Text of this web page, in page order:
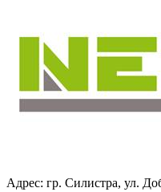
Адрес: гр. Силистра, ул.